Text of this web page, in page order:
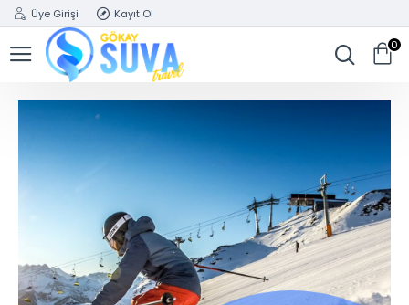
Üye Girişi Kayıt Ol
0